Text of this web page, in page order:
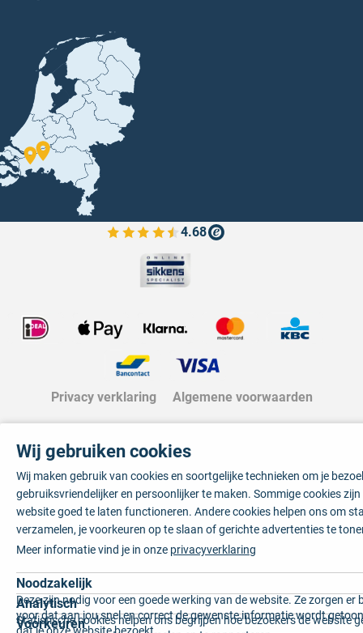
4.68
Bekijk de verfplaza beoordelingen
Privacy verklaring Algemene voorwaarden
Wij gebruiken cookies
Wij maken gebruik van cookies en soortgelijke technieken om je
gebruiksvriendelijker en persoonlijker te maken. Sommige cookies
website goed te laten functioneren. Andere cookies helpen ons om
verzamelen, je voorkeuren op te slaan of gerichte advertenties te
Meer informatie vind je in onze privacyverklaring
Noodzakelijk
Deze zijn nodig voor een goede werking van de website. Ze zorgen er
voor dat aan jou snel en correct de gewenste informatie wordt
dat je onze website bezoekt.
Analytisch
Statistische cookies helpen ons begrijpen hoe bezoekers de website
Voorkeuren